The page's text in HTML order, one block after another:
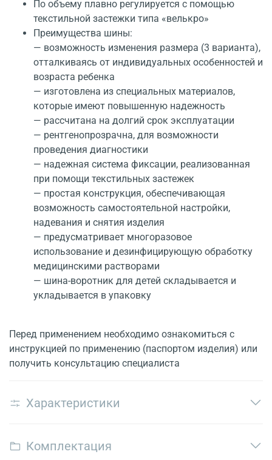
По объему плавно регулируется с помощью
текстильной застежки типа «велькро»
Преимущества шины:
— возможность изменения размера (3 варианта),
отталкиваясь от индивидуальных особенностей и
возраста ребенка
— изготовлена из специальных материалов,
которые имеют повышенную надежность
— рассчитана на долгий срок эксплуатации
— рентгенопрозрачна, для возможности
проведения диагностики
— надежная система фиксации, реализованная
при помощи текстильных застежек
— простая конструкция, обеспечивающая
возможность самостоятельной настройки,
надевания и снятия изделия
— предусматривает многоразовое
использование и дезинфицирующую обработку
медицинскими растворами
— шина-воротник для детей складывается и
укладывается в упаковку
Перед применением необходимо ознакомиться с
инструкцией по применению (паспортом изделия) или
получить консультацию специалиста
Характеристики
Комплектация